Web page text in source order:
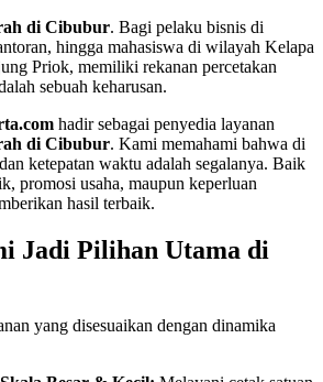
di Cibubur. Bagi pelaku bisnis di
hingga mahasiswa di wilayah Kelapa
Priok, memiliki rekanan percetakan
sebuah keharusan.
hadir sebagai penyedia layanan
di Cibubur. Kami memahami bahwa di
ketepatan waktu adalah segalanya. Baik
promosi usaha, maupun keperluan
hasil terbaik.
Jadi Pilihan Utama di
yang disesuaikan dengan dinamika